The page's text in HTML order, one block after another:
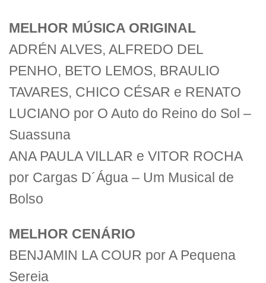
MELHOR MÚSICA ORIGINAL
ADRÉN ALVES, ALFREDO DEL
PENHO, BETO LEMOS, BRAULIO
TAVARES, CHICO CÉSAR e RENATO
LUCIANO por O Auto do Reino do Sol –
Suassuna
ANA PAULA VILLAR e VITOR ROCHA
por Cargas D´Água – Um Musical de
Bolso
MELHOR CENÁRIO
BENJAMIN LA COUR por A Pequena
Sereia